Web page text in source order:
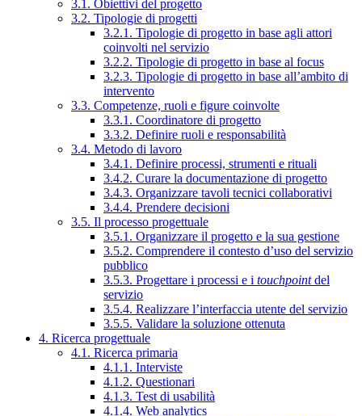
3.1. Obiettivi del progetto
3.2. Tipologie di progetti
3.2.1. Tipologie di progetto in base agli attori
coinvolti nel servizio
3.2.2. Tipologie di progetto in base al focus
3.2.3. Tipologie di progetto in base all’ambito di
intervento
3.3. Competenze, ruoli e figure coinvolte
3.3.1. Coordinatore di progetto
3.3.2. Definire ruoli e responsabilità
3.4. Metodo di lavoro
3.4.1. Definire processi, strumenti e rituali
3.4.2. Curare la documentazione di progetto
3.4.3. Organizzare tavoli tecnici collaborativi
3.4.4. Prendere decisioni
3.5. Il processo progettuale
3.5.1. Organizzare il progetto e la sua gestione
3.5.2. Comprendere il contesto d’uso del servizio
pubblico
3.5.3. Progettare i processi e i touchpointdel
servizio
3.5.4. Realizzare l’interfaccia utente del servizio
3.5.5. Validare la soluzione ottenuta
4. Ricerca progettuale
4.1. Ricerca primaria
4.1.1. Interviste
4.1.2. Questionari
4.1.3. Test di usabilità
4.1.4. Web analytics